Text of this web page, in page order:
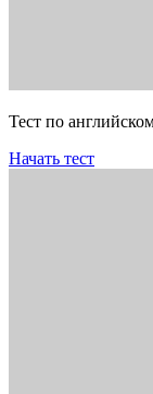
Тест по
Начать тест